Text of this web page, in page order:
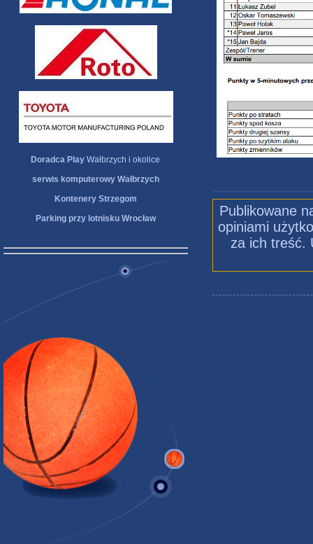
Doradca Play Wałbrzych i okolice
serwis komputerowy Wałbrzych
Kontenery Strzegom
Parking przy lotnisku Wrocław
Publikowane
opiniami
za ich treść.